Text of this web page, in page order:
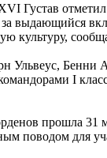
Густав
выдающийся
культуру,
Ульвеус,
I
прошла 31
поводом для